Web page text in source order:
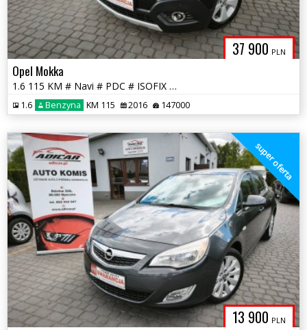
37 900 PLN
Opel Mokka
1.6 115 KM # Navi # PDC # ISOFIX # Serwis # Piękna # GWARANCJA !!!
1.6 Benzyna KM 115 2016 147000
13 900 PLN
super oferta